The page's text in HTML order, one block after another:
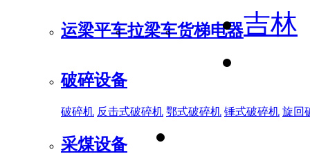
运梁平车拉梁车货梯电器
破碎设备
破碎机 反击式破碎机 鄂式破碎机 锤式破碎机 旋回
采煤设备
吉林